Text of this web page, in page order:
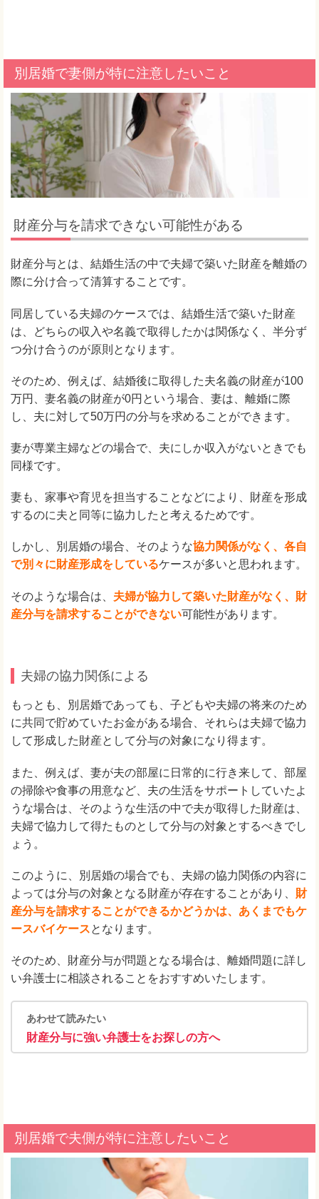
別居婚で妻側が特に注意したいこと
財産分与を請求できない可能性がある
財産分与とは、結婚生活の中で夫婦で築いた財産を離婚の
際に分け合って清算することです。
同居している夫婦のケースでは、結婚生活で築いた財産
は、どちらの収入や名義で取得したかは関係なく、半分ず
つ分け合うのが原則となります。
そのため、例えば、結婚後に取得した夫名義の財産が100
万円、妻名義の財産が0円という場合、妻は、離婚に際
し、夫に対して50万円の分与を求めることができます。
妻が専業主婦などの場合で、夫にしか収入がないときでも
同様です。
妻も、家事や育児を担当することなどにより、財産を形成
するのに夫と同等に協力したと考えるためです。
しかし、別居婚の場合、そのような協力関係がなく、各自
で別々に財産形成をしているケースが多いと思われます。
そのような場合は、 夫婦が協力して築いた財産がなく、財
産分与を請求することができない可能性があります。
夫婦の協力関係による
もっとも、別居婚であっても、子どもや夫婦の将来のため
に共同で貯めていたお金がある場合、それらは夫婦で協力
して形成した財産として分与の対象になり得ます。
また、例えば、妻が夫の部屋に日常的に行き来して、部屋
の掃除や食事の用意など、夫の生活をサポートしていたよ
うな場合は、そのような生活の中で夫が取得した財産は、
夫婦で協力して得たものとして分与の対象とするべきでし
ょう。
このように、別居婚の場合でも、夫婦の協力関係の内容に
よっては分与の対象となる財産が存在することがあり、 財
産分与を請求することができるかどうかは、あくまでもケ
ースバイケースとなります。
そのため、財産分与が問題となる場合は、離婚問題に詳し
い弁護士に相談されることをおすすめいたします。
あわせて読みたい
財産分与に強い弁護士をお探しの方へ
別居婚で夫側が特に注意したいこと